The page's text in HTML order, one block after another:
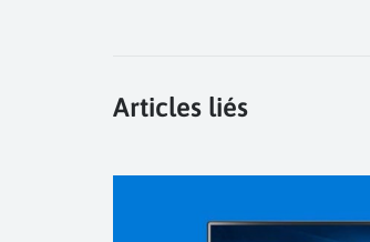
Articles liés